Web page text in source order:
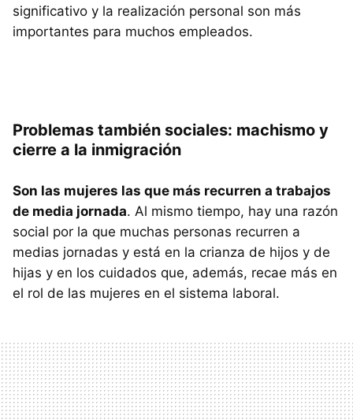
significativo y la realización personal son más
importantes para muchos empleados.
Problemas también sociales: machismo y
cierre a la inmigración
Son las mujeres las que más recurren a trabajos
de media jornada. Al mismo tiempo, hay una razón
social por la que muchas personas recurren a
medias jornadas y está en la crianza de hijos y de
hijas y en los cuidados que, además, recae más en
el rol de las mujeres en el sistema laboral.